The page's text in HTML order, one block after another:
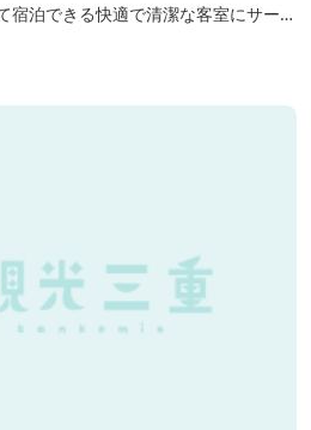
宿泊できる快適で清潔な客室にサービ
嬉野のゴルフ場に至近。